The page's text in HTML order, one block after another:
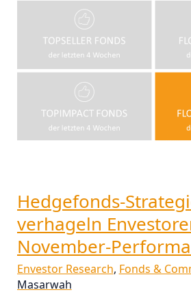
Hedgefonds-
verhageln
November-
Envestor Research, Fonds &
Masarwah
Performance